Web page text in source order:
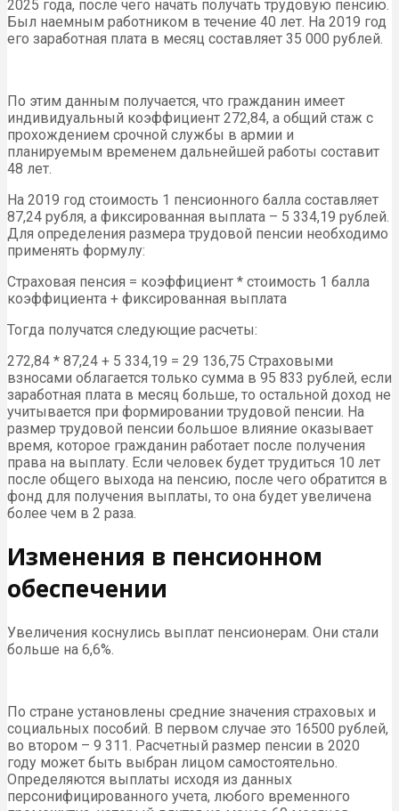
2025 года, после чего начать получать трудовую пенсию.
Был наемным работником в течение 40 лет. На 2019 год
его заработная плата в месяц составляет 35 000 рублей.
По этим данным получается, что гражданин имеет
индивидуальный коэффициент 272,84, а общий стаж с
прохождением срочной службы в армии и
планируемым временем дальнейшей работы составит
48 лет.
На 2019 год стоимость 1 пенсионного балла составляет
87,24 рубля, а фиксированная выплата – 5 334,19 рублей.
Для определения размера трудовой пенсии необходимо
применять формулу:
Страховая пенсия = коэффициент * стоимость 1 балла
коэффициента + фиксированная выплата
Тогда получатся следующие расчеты:
272,84 * 87,24 + 5 334,19 = 29 136,75 Страховыми
взносами облагается только сумма в 95 833 рублей, если
заработная плата в месяц больше, то остальной доход не
учитывается при формировании трудовой пенсии. На
размер трудовой пенсии большое влияние оказывает
время, которое гражданин работает после получения
права на выплату. Если человек будет трудиться 10 лет
после общего выхода на пенсию, после чего обратится в
фонд для получения выплаты, то она будет увеличена
более чем в 2 раза.
Изменения в пенсионном
обеспечении
Увеличения коснулись выплат пенсионерам. Они стали
больше на 6,6%.
По стране установлены средние значения страховых и
социальных пособий. В первом случае это 16500 рублей,
во втором – 9 311. Расчетный размер пенсии в 2020
году может быть выбран лицом самостоятельно.
Определяются выплаты исходя из данных
персонифицированного учета, любого временного